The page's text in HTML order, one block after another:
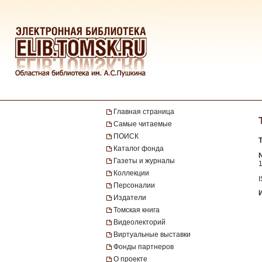
Главная страница
Самые читаемые
ПОИСК
Каталог фонда
Газеты и журналы
Коллекции
Персоналии
Издатели
Томская книга
Видеолекторий
Виртуальные выставки
Фонды партнеров
О проекте